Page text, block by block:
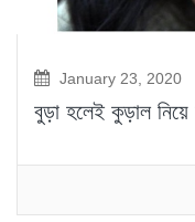
January 23, 2020
বুড়া হলেই কুড়াল